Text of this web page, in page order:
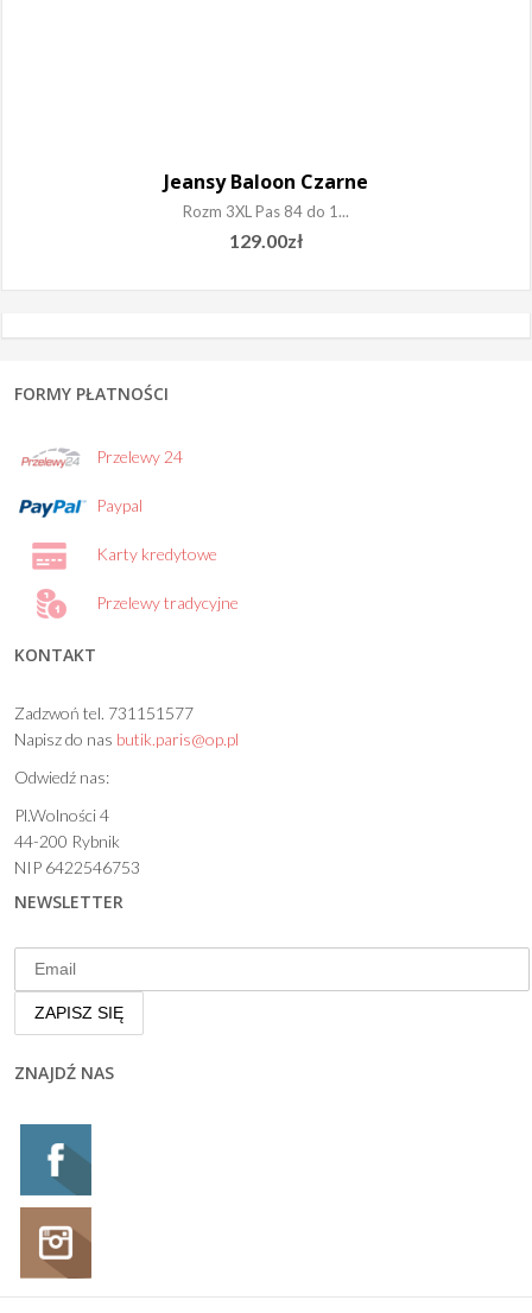
Jeansy Baloon Czarne
Rozm 3XL Pas 84 do 1...
129.00zł
FORMY PŁATNOŚCI
Przelewy 24
Paypal
Karty kredytowe
Przelewy tradycyjne
KONTAKT
Zadzwoń tel. 731151577
Napisz do nas butik.paris@op.pl
Odwiedź nas:
Pl.Wolności 4
44-200 Rybnik
NIP 6422546753
NEWSLETTER
ZNAJDŹ NAS